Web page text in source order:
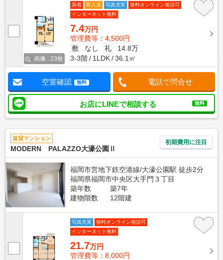
画像 : 23枚
新着 即入居 写真充実
無料オンライン相談可
インターネット無料
7.4万円
管理費等：4,500円
敷
なし 礼
14.8万
3-3階
1LDK 36.1㎡
空室確認 無料 電話で問合せ
お店にLINEで相談する 無料
賃貸マンション
MODERN PALAZZO大濠公園Ⅱ
初期費用に注目
福岡市営地下鉄空港線/大濠公園駅 徒歩2分
福岡県福岡市中央区大手門３丁目
築年数
築7年
建物階数
12階建
写真充実
無料オンライン相談可
インターネット無料
21.7万円
管理費等：8,000円